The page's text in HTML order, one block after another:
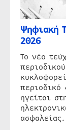
Ψηφιακή
2026
Το νέο
ηγείται